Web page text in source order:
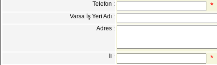
Telefon :
*
Varsa İş Yeri Adı :
Adres :
İl : *